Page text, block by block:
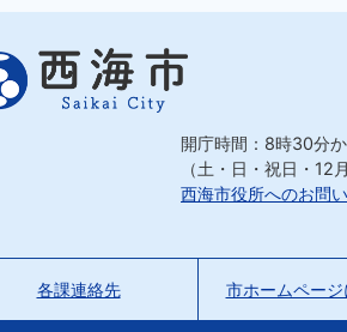
開庁時間：8時30分
（土・日・祝日・12
西海市役所へのお問
各課連絡先 市ホームペー